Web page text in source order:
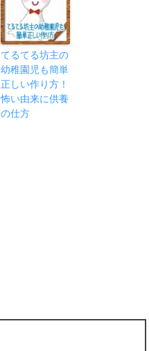
てるてる坊主の
幼稚園児も簡単
正しい作り方！
怖い由来に供養
の仕方